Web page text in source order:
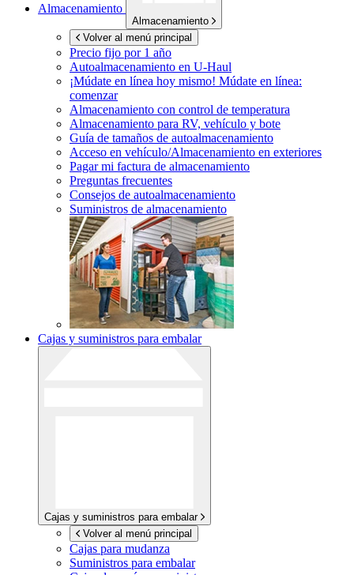
Almacenamiento
Almacenamiento
Volver al menú principal
Precio fijo por 1 año
Autoalmacenamiento en U-Haul
¡Múdate en línea hoy mismo! Múdate en línea:
comenzar
Almacenamiento con control de temperatura
Almacenamiento para RV, vehículo y bote
Guía de tamaños de autoalmacenamiento
Acceso en vehículo/Almacenamiento en exteriores
Pagar mi factura de almacenamiento
Preguntas frecuentes
Consejos de autoalmacenamiento
Suministros de almacenamiento
Cajas y suministros para embalar
Cajas y suministros para embalar
Volver al menú principal
Cajas para mudanza
Suministros para embalar